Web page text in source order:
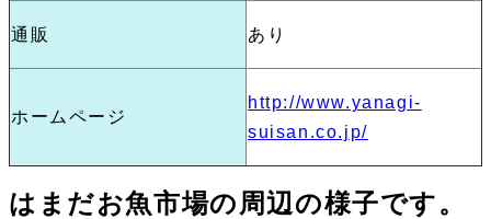
通販 あり
ホームページ
http://www.yanagi-
suisan.co.jp/
はまだお魚市場の周辺の様子です。